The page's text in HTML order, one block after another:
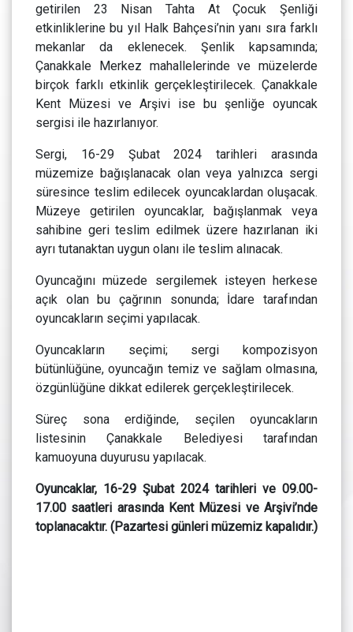
getirilen 23 Nisan Tahta At Çocuk Şenliği
etkinliklerine bu yıl Halk Bahçesi’nin yanı sıra farklı
mekanlar da eklenecek. Şenlik kapsamında;
Çanakkale Merkez mahallelerinde ve müzelerde
birçok farklı etkinlik gerçekleştirilecek. Çanakkale
Kent Müzesi ve Arşivi ise bu şenliğe oyuncak
sergisi ile hazırlanıyor.
Sergi, 16-29 Şubat 2024 tarihleri arasında
müzemize bağışlanacak olan veya yalnızca sergi
süresince teslim edilecek oyuncaklardan oluşacak.
Müzeye getirilen oyuncaklar, bağışlanmak veya
sahibine geri teslim edilmek üzere hazırlanan iki
ayrı tutanaktan uygun olanı ile teslim alınacak.
Oyuncağını müzede sergilemek isteyen herkese
açık olan bu çağrının sonunda; İdare tarafından
oyuncakların seçimi yapılacak.
Oyuncakların seçimi; sergi kompozisyon
bütünlüğüne, oyuncağın temiz ve sağlam olmasına,
özgünlüğüne dikkat edilerek gerçekleştirilecek.
Süreç sona erdiğinde, seçilen oyuncakların
listesinin Çanakkale Belediyesi tarafından
kamuoyuna duyurusu yapılacak.
Oyuncaklar, 16-29 Şubat 2024 tarihleri ve 09.00-
17.00 saatleri arasında Kent Müzesi ve Arşivi’nde
toplanacaktır. (Pazartesi günleri müzemiz kapalıdır.)